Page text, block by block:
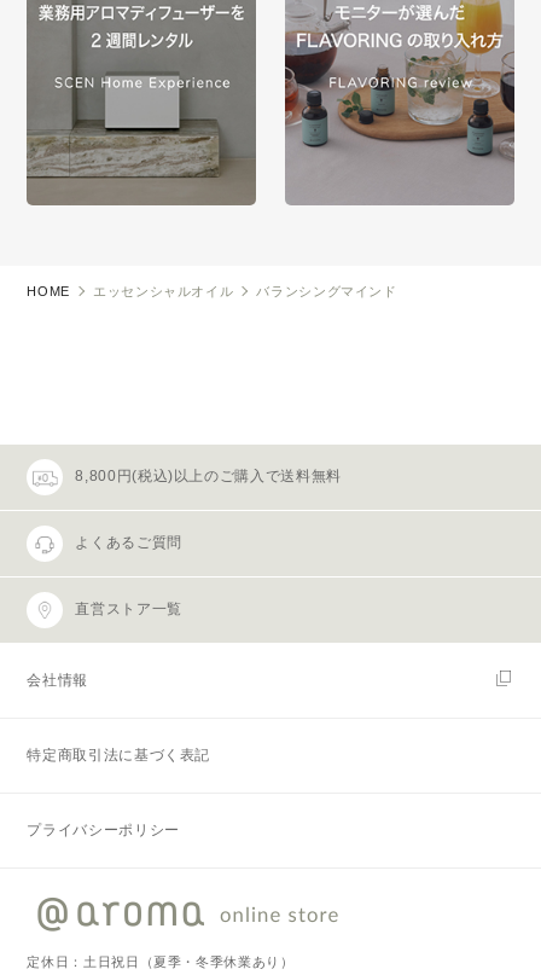
HOME エッセンシャルオイル バランシングマインド
8,800円(税込)以上のご購入で送料無料
よくあるご質問
直営ストア一覧
会社情報
特定商取引法に基づく表記
プライバシーポリシー
定休日：土日祝日（夏季・冬季休業あり）